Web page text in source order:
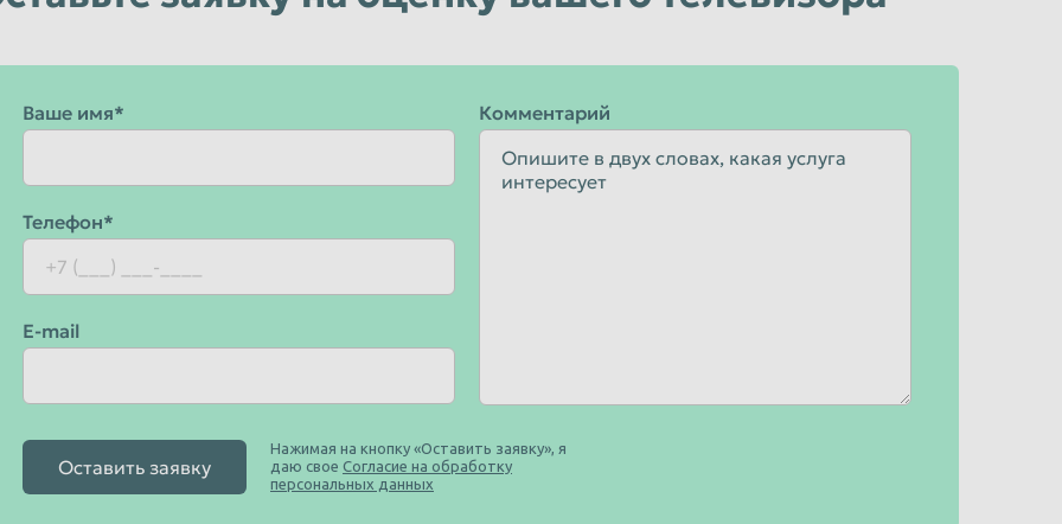
Ваше имя*
Телефон*
E-mail
Комментарий
Оставить заявку
Нажимая на кнопку «Оставить заявку», я
даю свое Согласие на обработку
персональных данных